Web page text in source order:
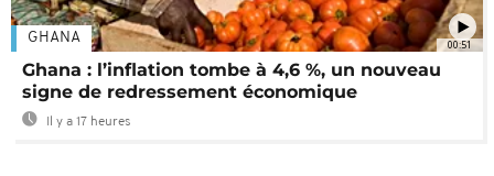
00:51
GHANA
Ghana : l’inflation tombe à 4,6 %, un nouveau
signe de redressement économique
Il y a 17 heures